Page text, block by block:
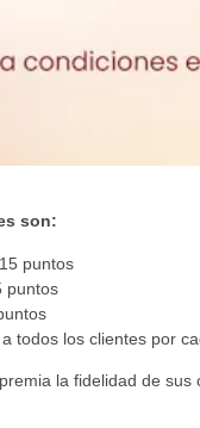
son:
puntos
puntos
todos los clientes por
la fidelidad de